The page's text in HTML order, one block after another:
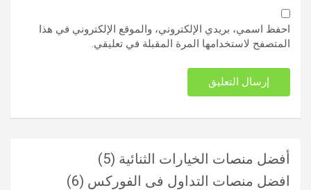
احفظ اسمي، بريدي الإلكتروني، والموقع الإلكتروني في هذا
المتصفح لاستخدامها المرة المقبلة في تعليقي.
أفضل منصات الخيارات الثنائية (5)
افضل منصات التداول فى الفوركس (6)